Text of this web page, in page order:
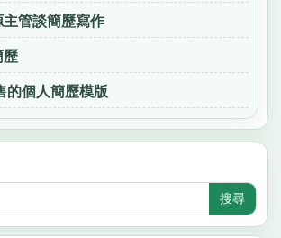
管談簡歷寫作
歷
的個人簡歷模版